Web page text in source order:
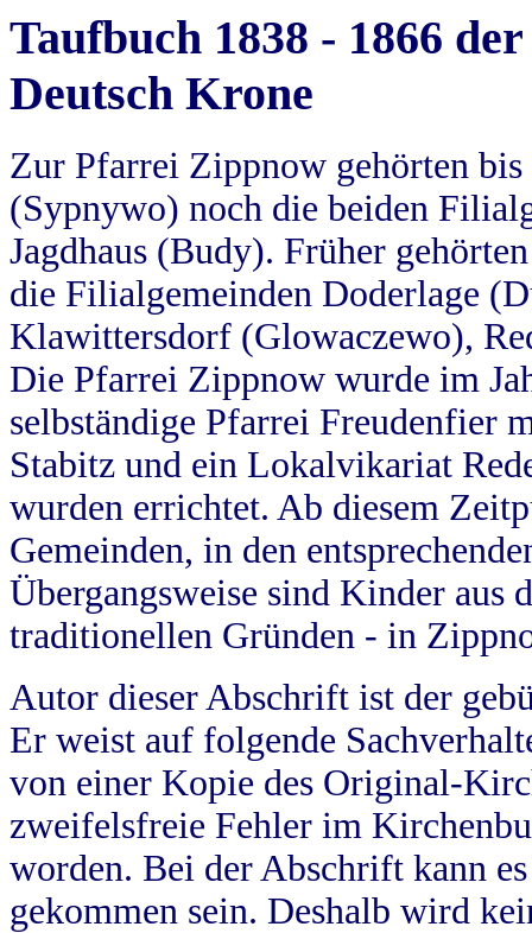
Taufbuch 1838 - 1866
Deutsch Krone
Zur Pfarrei Zippnow gehörten
(Sypnywo) noch die beiden
Jagdhaus (Budy). Früher
die Filialgemeinden Doderlage
Klawittersdorf (Glowaczewo),
Die Pfarrei Zippnow wurde im
selbständige Pfarrei Freudenfier
Stabitz und ein Lokalvikariat
wurden errichtet. Ab diesem
Gemeinden, in den
Übergangsweise sind Kinder aus
traditionellen Gründen - in
Autor dieser Abschrift ist der
Er weist auf folgende
von einer Kopie des Original-
zweifelsfreie Fehler im
worden. Bei der Abschrift kann
gekommen sein. Deshalb wird